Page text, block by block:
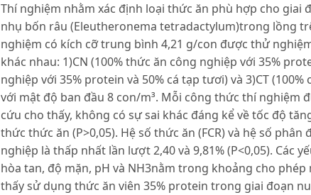
Thí nghiệm nhằm xác định loại thức ăn phù hợp cho giai
nhụ bốn râu (Eleutheronema tetradactylum)trong lồng
nghiệm có kích cỡ trung bình 4,21 g/con được thử
khác nhau: 1)CN (100% thức ăn công nghiệp với 35%
nghiệp với 35% protein và 50% cá tạp tươi) và 3)CT
với mật độ ban đầu 8 con/m³. Mỗi công thức thí nghiệm
cứu cho thấy, không có sự sai khác đáng kể về tốc độ
thức thức ăn (P>0,05). Hệ số thức ăn (FCR) và hệ số
nghiệp là thấp nhất lần lượt 2,40 và 9,81% (P<0,05). Các
hòa tan, độ mặn, pH và NH3nằm trong khoảng cho
thấy sử dụng thức ăn viên 35% protein trong giai đoạn